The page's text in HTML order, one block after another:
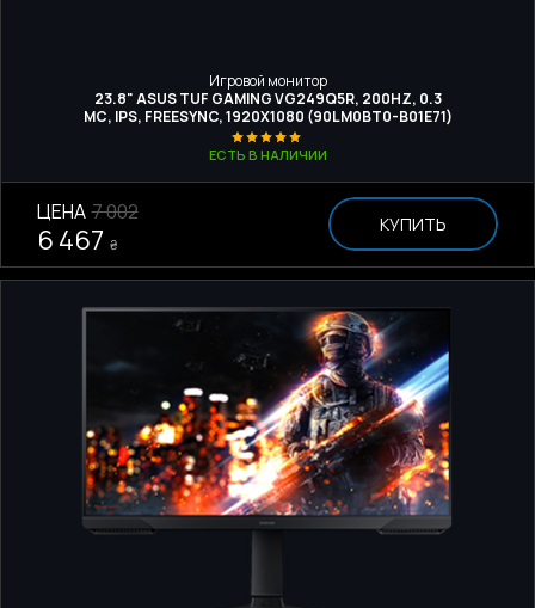
Игровой монитор
23.8" ASUS TUF GAMING VG249Q5R, 200HZ, 0.3
МС, IPS, FREESYNC, 1920Х1080 (90LM0BT0-B01E71)
ЕСТЬ В НАЛИЧИИ
ЦЕНА 7 002
6 467 ₴
КУПИТЬ